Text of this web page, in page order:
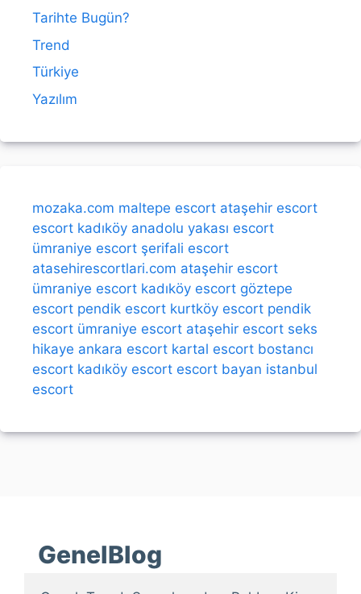
Tarihte Bugün?
Trend
Türkiye
Yazılım
mozaka.com maltepe escort ataşehir escort
escort kadıköy anadolu yakası escort
ümraniye escort şerifali escort
atasehirescortlari.com ataşehir escort
ümraniye escort kadıköy escort göztepe
escort pendik escort kurtköy escort pendik
escort ümraniye escort ataşehir escort seks
hikaye ankara escort kartal escort bostancı
escort kadıköy escort escort bayan istanbul
escort
GenelBlog